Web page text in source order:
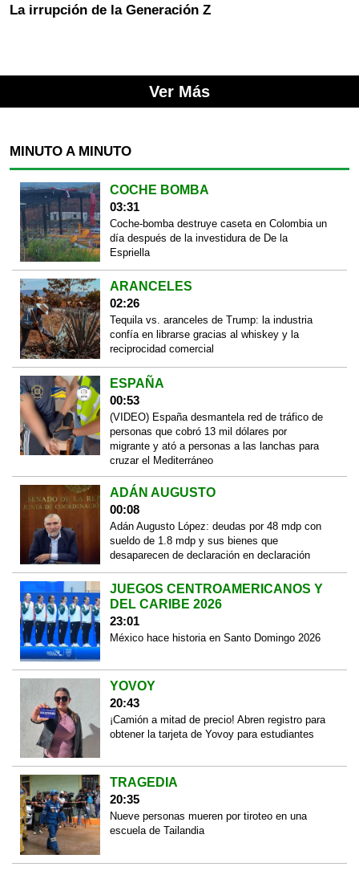
La irrupción de la Generación Z
Ver Más
MINUTO A MINUTO
COCHE BOMBA
03:31
Coche-bomba destruye caseta en Colombia un
día después de la investidura de De la
Espriella
ARANCELES
02:26
Tequila vs. aranceles de Trump: la industria
confía en librarse gracias al whiskey y la
reciprocidad comercial
ESPAÑA
00:53
(VIDEO) España desmantela red de tráfico de
personas que cobró 13 mil dólares por
migrante y ató a personas a las lanchas para
cruzar el Mediterráneo
ADÁN AUGUSTO
00:08
Adán Augusto López: deudas por 48 mdp con
sueldo de 1.8 mdp y sus bienes que
desaparecen de declaración en declaración
JUEGOS CENTROAMERICANOS Y
DEL CARIBE 2026
23:01
México hace historia en Santo Domingo 2026
YOVOY
20:43
¡Camión a mitad de precio! Abren registro para
obtener la tarjeta de Yovoy para estudiantes
TRAGEDIA
20:35
Nueve personas mueren por tiroteo en una
escuela de Tailandia